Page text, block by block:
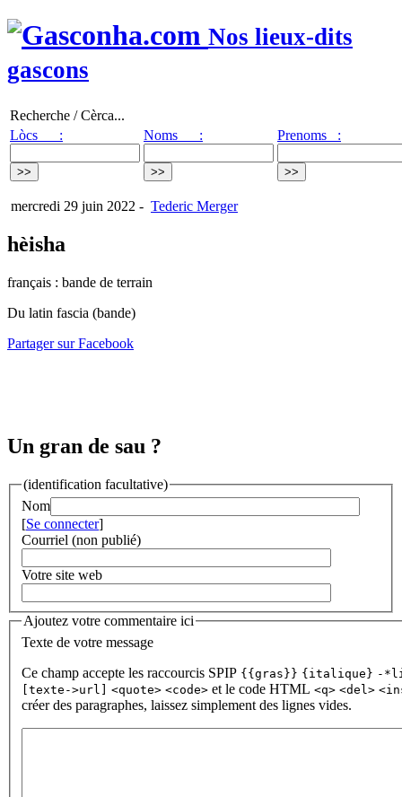
Nos lieux-dits
gascons
Recherche / Cèrca...
Lòcs :
Noms : Prenoms :
mercredi 29 juin 2022 - Tederic Merger
hèisha
français : bande de terrain
Du latin fascia (bande)
Partager sur Facebook
Un gran de sau ?
(identification facultative)
Nom
[Se connecter]
Courriel (non publié)
Votre site web
Ajoutez votre commentaire ici
Texte de votre message
Ce champ accepte les raccourcis SPIP {{gras}} {italique} -
[texte->url] <quote> <code> et le code HTML <q> <del>
créer des paragraphes, laissez simplement des lignes vides.